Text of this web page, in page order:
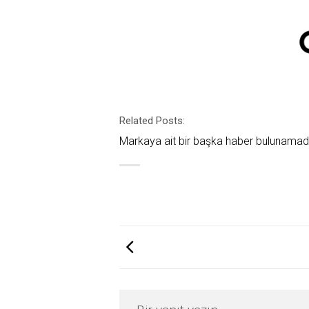
Related Posts:
Markaya ait bir başka haber